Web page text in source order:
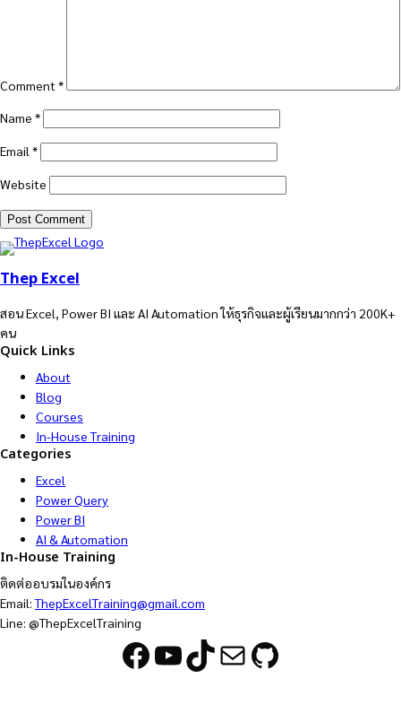
Comment *
Name *
Email *
Website
Thep Excel
สอน Excel, Power BI และ AI Automation ให้ธุรกิจและผู้เรียนมากกว่า 200K+
คน
Quick Links
About
Blog
Courses
In-House Training
Categories
Excel
Power Query
Power BI
AI & Automation
In-House Training
ติดต่ออบรมในองค์กร
Email:ThepExcelTraining@gmail.com
Line: @ThepExcelTraining
Facebook YouTube TikTok Mail GitHub